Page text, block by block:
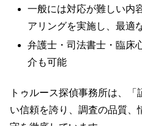
一般には対応が難しい内
アリングを実施し、最適
弁護士・司法書士・臨床
介も可能
トゥルース探偵事務所は、
い信頼を誇り、調査の品質